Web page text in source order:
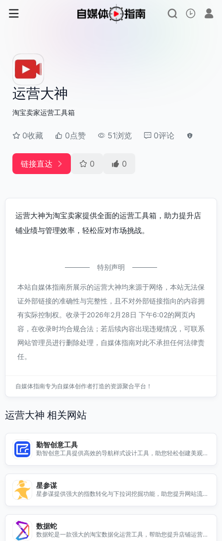
运营大神
淘宝卖家运营工具箱
0收藏 0点赞 51浏览 0评论
链接直达 0 0
运营大神为淘宝卖家提供全面的运营工具箱，助力提升店
铺业绩与管理效率，轻松应对市场挑战。
特别声明
本站自媒体指南所展示的运营大神均来源于网络，本站无法保
证外部链接的准确性与完整性，且不对外部链接指向的内容拥
有实际控制权。收录于2026年2月28日 下午6:02的网页内
容，在收录时均合规合法；若后续内容出现违规情况，可联系
网站管理员进行删除处理，自媒体指南对此不承担任何法律责
任。
自媒体指南专为自媒体创作者打造的资源聚合平台！
运营大神 相关网站
勤智创意工具
勤智创意工具提供高效的导航样式设计工具，助您轻松创建美观实
星参谋
星参谋提供强大的指数转化与下拉词挖掘功能，助您提升网站流量
数据蛇
数据蛇是一款强大的淘宝数据化运营工具，帮助您提升店铺运营效